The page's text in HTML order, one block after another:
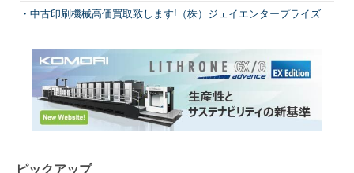
中古印刷機械高価買取致します!（株）ジェイエンタープライズ
ピックアップ